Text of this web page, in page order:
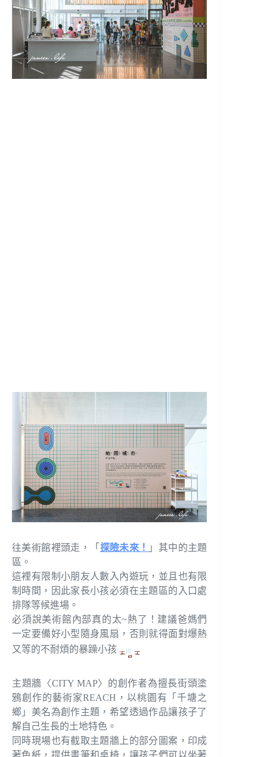
往美術館裡頭走，「 探險未來！ 」其中的主題
區。
這裡有限制小朋友人數入內遊玩，並且也有限
制時間，因此家長小孩必須在主題區的入口處
排隊等候進場。
必須說美術館內部真的太~熱了！建議爸媽們
一定要備好小型隨身風扇，否則就得面對爆熱
又等的不耐煩的暴躁小孩
主題牆〈CITY MAP〉的創作者為擅長街頭塗
鴉創作的藝術家REACH，以桃園有「千塘之
鄉」美名為創作主題，希望透過作品讓孩子了
解自己生長的土地特色。
同時現場也有截取主題牆上的部分圖案，印成
著色紙，提供畫筆和桌椅，讓孩子們可以坐著